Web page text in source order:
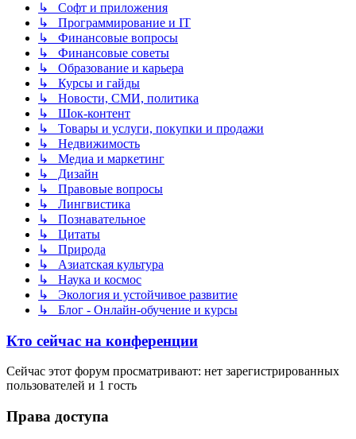
↳ Софт и приложения
↳ Программирование и IT
↳ Финансовые вопросы
↳ Финансовые советы
↳ Образование и карьера
↳ Курсы и гайды
↳ Новости, СМИ, политика
↳ Шок-контент
↳ Товары и услуги, покупки и продажи
↳ Недвижимость
↳ Медиа и маркетинг
↳ Дизайн
↳ Правовые вопросы
↳ Лингвистика
↳ Познавательное
↳ Цитаты
↳ Природа
↳ Азиатская культура
↳ Наука и космос
↳ Экология и устойчивое развитие
↳ Блог - Онлайн-обучение и курсы
Кто сейчас на конференции
Сейчас этот форум просматривают: нет зарегистрированных
пользователей и 1 гость
Права доступа